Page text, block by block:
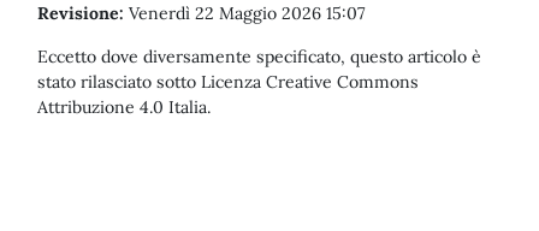
Revisione: Venerdì 22 Maggio 2026 15:07
Eccetto dove diversamente specificato, questo articolo è
stato rilasciato sotto Licenza Creative Commons
Attribuzione 4.0 Italia.